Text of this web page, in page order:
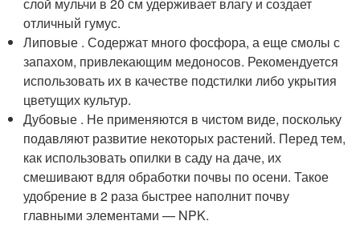
отличный гумус.
Липовые . Содержат много фосфора, а еще смолы с
запахом, привлекающим медоносов. Рекомендуется
использовать их в качестве подстилки либо укрытия
цветущих культур.
Дубовые . Не применяются в чистом виде, поскольку
подавляют развитие некоторых растений. Перед тем,
как использовать опилки в саду на даче, их
смешивают вдля обработки почвы по осени. Такое
удобрение в 2 раза быстрее наполнит почву
главными элементами — NPK.